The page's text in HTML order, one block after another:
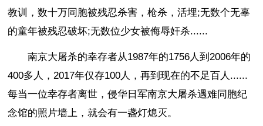
教训，数十万同胞被残忍杀害，枪杀，活埋;无数个无辜
的童年被残忍破坏;无数位少女被侮辱奸杀......
南京大屠杀的幸存者从1987年的1756人到2006年的
400多人，2017年仅存100人，再到现在的不足百人......
每当一位幸存者离世，侵华日军南京大屠杀遇难同胞纪
念馆的照片墙上，就会有一盏灯熄灭。